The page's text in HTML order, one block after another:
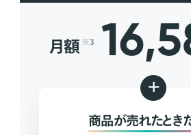
月額 ※3
+
商品が売れたとき